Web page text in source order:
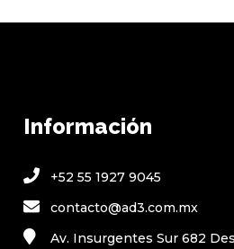
Información
+52 55 1927 9045
contacto@ad3.com.mx
Av. Insurgentes Sur 682